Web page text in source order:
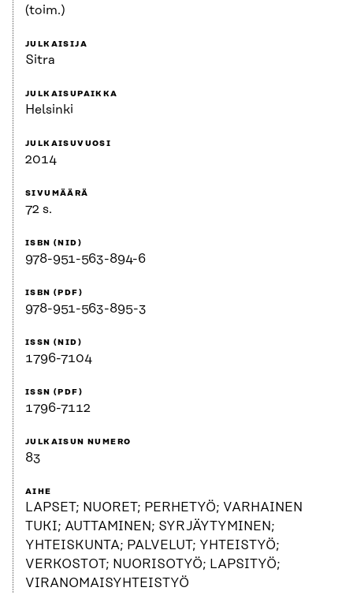
(toim.)
JULKAISIJA
Sitra
JULKAISUPAIKKA
Helsinki
JULKAISUVUOSI
2014
SIVUMÄÄRÄ
72 s.
ISBN (NID)
978-951-563-894-6
ISBN (PDF)
978-951-563-895-3
ISSN (NID)
1796-7104
ISSN (PDF)
1796-7112
JULKAISUN NUMERO
83
AIHE
LAPSET; NUORET; PERHETYÖ; VARHAINEN
TUKI; AUTTAMINEN; SYRJÄYTYMINEN;
YHTEISKUNTA; PALVELUT; YHTEISTYÖ;
VERKOSTOT; NUORISOTYÖ; LAPSITYÖ;
VIRANOMAISYHTEISTYÖ